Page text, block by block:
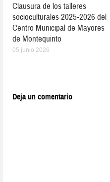
Clausura de los talleres
socioculturales 2025-2026 del
Centro Municipal de Mayores
de Montequinto
05 junio 2026
Deja un comentario